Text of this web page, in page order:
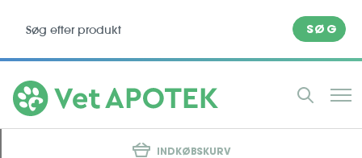
SØG
INDKØBSKURV